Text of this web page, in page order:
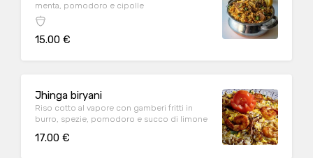
menta, pomodoro e cipolle
15.00 €
Jhinga biryani
Riso cotto al vapore con gamberi fritti in
burro, spezie, pomodoro e succo di limone
17.00 €